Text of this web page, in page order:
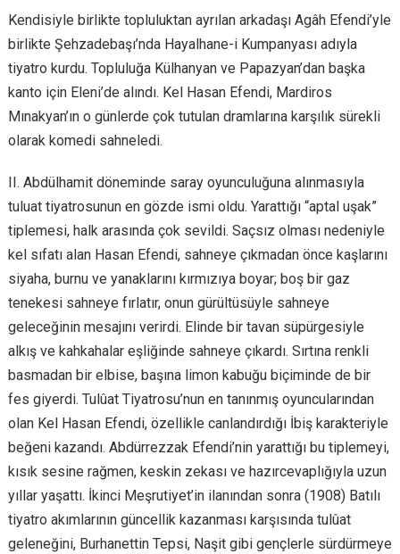
Kendisiyle birlikte topluluktan ayrılan arkadaşı Agâh Efendi’yle
birlikte Şehzadebaşı’nda Hayalhane-i Kumpanyası adıyla
tiyatro kurdu. Topluluğa Külhanyan ve Papazyan’dan başka
kanto için Eleni’de alındı. Kel Hasan Efendi, Mardiros
Mınakyan’ın o günlerde çok tutulan dramlarına karşılık sürekli
olarak komedi sahneledi.
II. Abdülhamit döneminde saray oyunculuğuna alınmasıyla
tuluat tiyatrosunun en gözde ismi oldu. Yarattığı “aptal uşak”
tiplemesi, halk arasında çok sevildi. Saçsız olması nedeniyle
kel sıfatı alan Hasan Efendi, sahneye çıkmadan önce kaşlarını
siyaha, burnu ve yanaklarını kırmızıya boyar; boş bir gaz
tenekesi sahneye fırlatır, onun gürültüsüyle sahneye
geleceğinin mesajını verirdi. Elinde bir tavan süpürgesiyle
alkış ve kahkahalar eşliğinde sahneye çıkardı. Sırtına renkli
basmadan bir elbise, başına limon kabuğu biçiminde de bir
fes giyerdi. Tulûat Tiyatrosu’nun en tanınmış oyuncularından
olan Kel Hasan Efendi, özellikle canlandırdığı İbiş karakteriyle
beğeni kazandı. Abdürrezzak Efendi’nin yarattığı bu tiplemeyi,
kısık sesine rağmen, keskin zekası ve hazırcevaplığıyla uzun
yıllar yaşattı. İkinci Meşrutiyet’in ilanından sonra (1908) Batılı
tiyatro akımlarının güncellik kazanması karşısında tulûat
geleneğini, Burhanettin Tepsi, Naşit gibi gençlerle sürdürmeye